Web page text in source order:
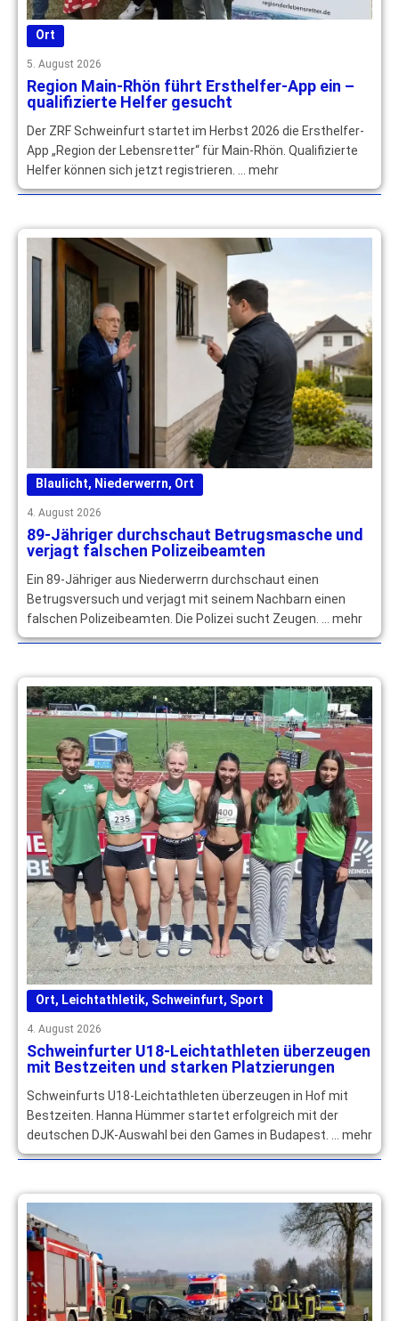
Ort
5. August 2026
Region Main-Rhön führt Ersthelfer-App ein –
qualifizierte Helfer gesucht
Der ZRF Schweinfurt startet im Herbst 2026 die Ersthelfer-
App „Region der Lebensretter“ für Main-Rhön. Qualifizierte
Helfer können sich jetzt registrieren. … mehr
Blaulicht, Niederwerrn, Ort
4. August 2026
89-Jähriger durchschaut Betrugsmasche und
verjagt falschen Polizeibeamten
Ein 89-Jähriger aus Niederwerrn durchschaut einen
Betrugsversuch und verjagt mit seinem Nachbarn einen
falschen Polizeibeamten. Die Polizei sucht Zeugen. … mehr
Ort, Leichtathletik, Schweinfurt, Sport
4. August 2026
Schweinfurter U18-Leichtathleten überzeugen
mit Bestzeiten und starken Platzierungen
Schweinfurts U18-Leichtathleten überzeugen in Hof mit
Bestzeiten. Hanna Hümmer startet erfolgreich mit der
deutschen DJK-Auswahl bei den Games in Budapest. … mehr